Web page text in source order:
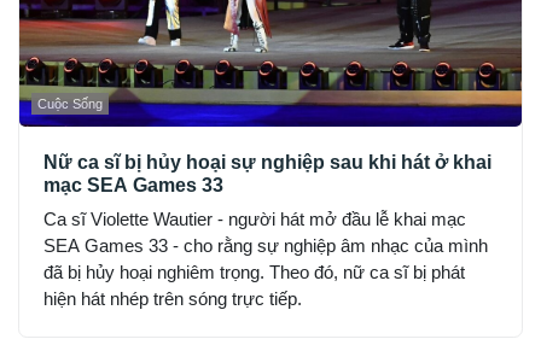
Cuộc Sống
Nữ ca sĩ bị hủy hoại sự nghiệp sau khi hát ở khai
mạc SEA Games 33
Ca sĩ Violette Wautier - người hát mở đầu lễ khai mạc
SEA Games 33 - cho rằng sự nghiệp âm nhạc của mình
đã bị hủy hoại nghiêm trọng. Theo đó, nữ ca sĩ bị phát
hiện hát nhép trên sóng trực tiếp.